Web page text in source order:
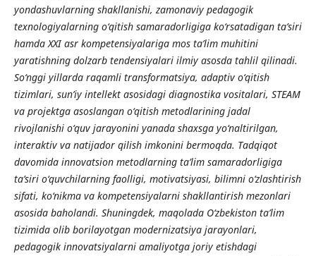
yondashuvlarning shakllanishi, zamonaviy pedagogik
texnologiyalarning o‘qitish samaradorligiga ko‘rsatadigan ta’siri
hamda XXI asr kompetensiyalariga mos ta’lim muhitini
yaratishning dolzarb tendensiyalari ilmiy asosda tahlil qilinadi.
So‘nggi yillarda raqamli transformatsiya, adaptiv o‘qitish
tizimlari, sun’iy intellekt asosidagi diagnostika vositalari, STEAM
va projektga asoslangan o‘qitish metodlarining jadal
rivojlanishi o‘quv jarayonini yanada shaxsga yo‘naltirilgan,
interaktiv va natijador qilish imkonini bermoqda. Tadqiqot
davomida innovatsion metodlarning ta’lim samaradorligiga
ta’siri o‘quvchilarning faolligi, motivatsiyasi, bilimni o‘zlashtirish
sifati, ko‘nikma va kompetensiyalarni shakllantirish mezonlari
asosida baholandi. Shuningdek, maqolada O‘zbekiston ta’lim
tizimida olib borilayotgan modernizatsiya jarayonlari,
pedagogik innovatsiyalarni amaliyotga joriy etishdagi